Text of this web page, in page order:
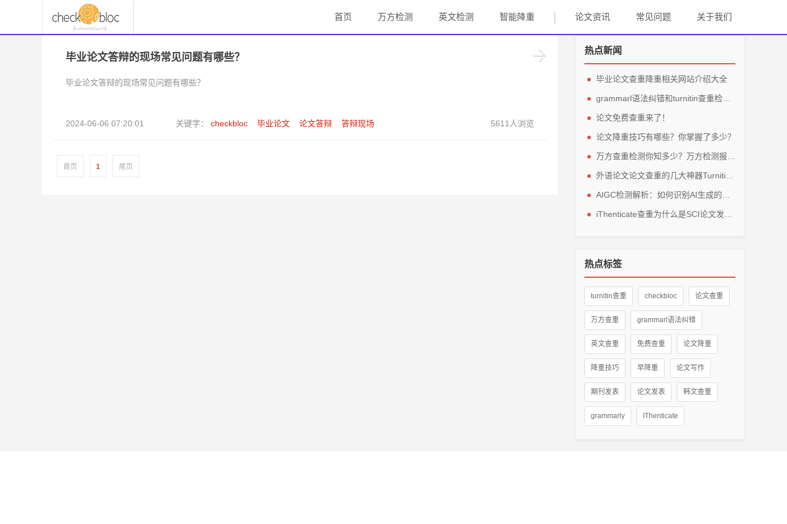
首页 万方检测 英文检测 智能降重 论文资讯 常见问题 关于我们
毕业论文答辩的现场常见问题有哪些？
毕业论文答辩的现场常见问题有哪些？
2024-06-06 07:20:01 关键字： checkbloc 毕业论文 论文答辩 答辩现场 5611人浏览
首页 1 尾页
热点新闻
毕业论文查重降重相关网站介绍大全
论文免费查重来了！
论文降重技巧有哪些？你掌握了多少？
热点标签
turnitin查重 checkbloc 论文查重
万方查重 grammarl语法纠错
英文查重 免费查重 论文降重
降重技巧 早降重 论文写作
期刊发表 论文发表 韩文查重
grammarly IThenticate